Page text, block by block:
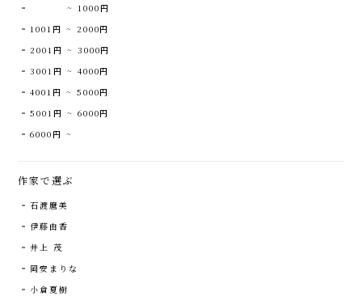
~ 1000円
1001円 ~ 2000円
2001円 ~ 3000円
3001円 ~ 4000円
4001円 ~ 5000円
5001円 ~ 6000円
6000円 ~
作家で選ぶ
石渡麿美
伊藤由香
井上 茂
岡安まりな
小倉夏樹